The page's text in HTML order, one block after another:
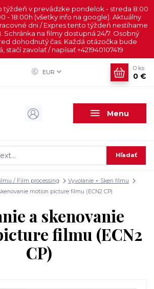
týždeň v prevádzke pondelok - streda 8:00
- 18:00h (všetky info na google). Aktuálny
dni / Expres tento týždeň nestíhame
Schránka na filmy dostupná 24/7. Osobný
dohodnutý čas. Každá otázočka bude
stačí zavolať / napísať +421940107419
Menu
EUR
Hľadať
0 ks
0 €
/ Film processing
Vyvolanie + Sken filmu
motion picture filmu (ECN2 CP)
a skenovanie
filmu (ECN2
CP)